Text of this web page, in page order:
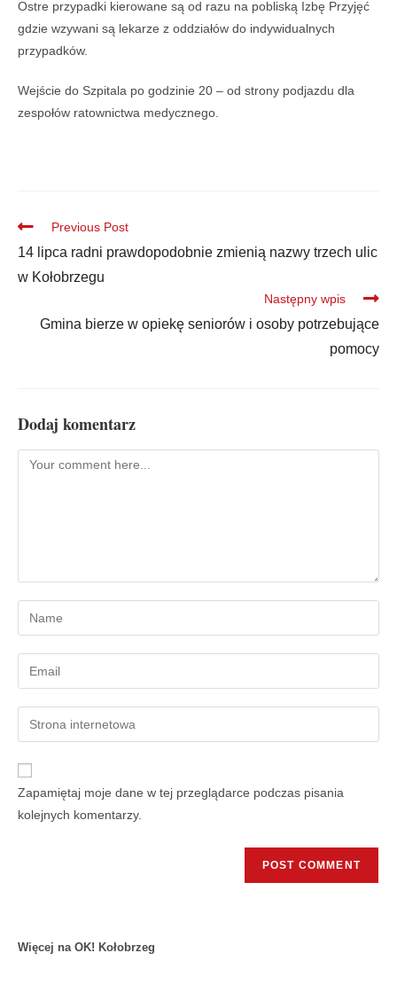
Ostre przypadki kierowane są od razu na pobliską Izbę Przyjęć
gdzie wzywani są lekarze z oddziałów do indywidualnych
przypadków.
Wejście do Szpitala po godzinie 20 – od strony podjazdu dla
zespołów ratownictwa medycznego.
Previous Post
14 lipca radni prawdopodobnie zmienią nazwy trzech ulic
w Kołobrzegu
Następny wpis
Gmina bierze w opiekę seniorów i osoby potrzebujące
pomocy
Dodaj komentarz
Zapamiętaj moje dane w tej przeglądarce podczas pisania
kolejnych komentarzy.
Więcej na OK! Kołobrzeg